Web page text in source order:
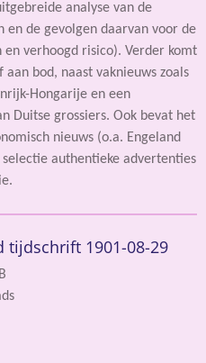
analyse van de
en de gevolgen daarvan voor de
verhoogd risico). Verder komt
bod, naast vaknieuws zoals
Hongarije en een
Duitse grossiers. Ook bevat het
nieuws (o.a. Engeland
authentieke advertenties
tijdschrift 1901-08-29